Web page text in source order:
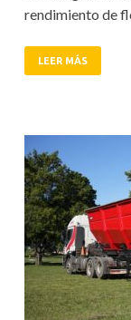
rendimiento de
LEER MÁS